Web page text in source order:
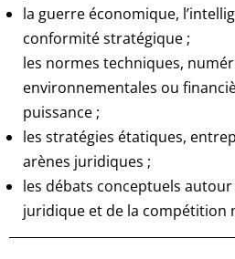
la guerre économique,
conformité stratégique ;
les normes techniques,
environnementales ou
puissance ;
les stratégies étatiques,
arènes juridiques ;
les débats conceptuels
juridique et de la compétition